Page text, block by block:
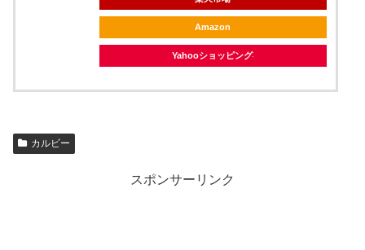
Amazon
Yahooショッピング
カルビー
スポンサーリンク